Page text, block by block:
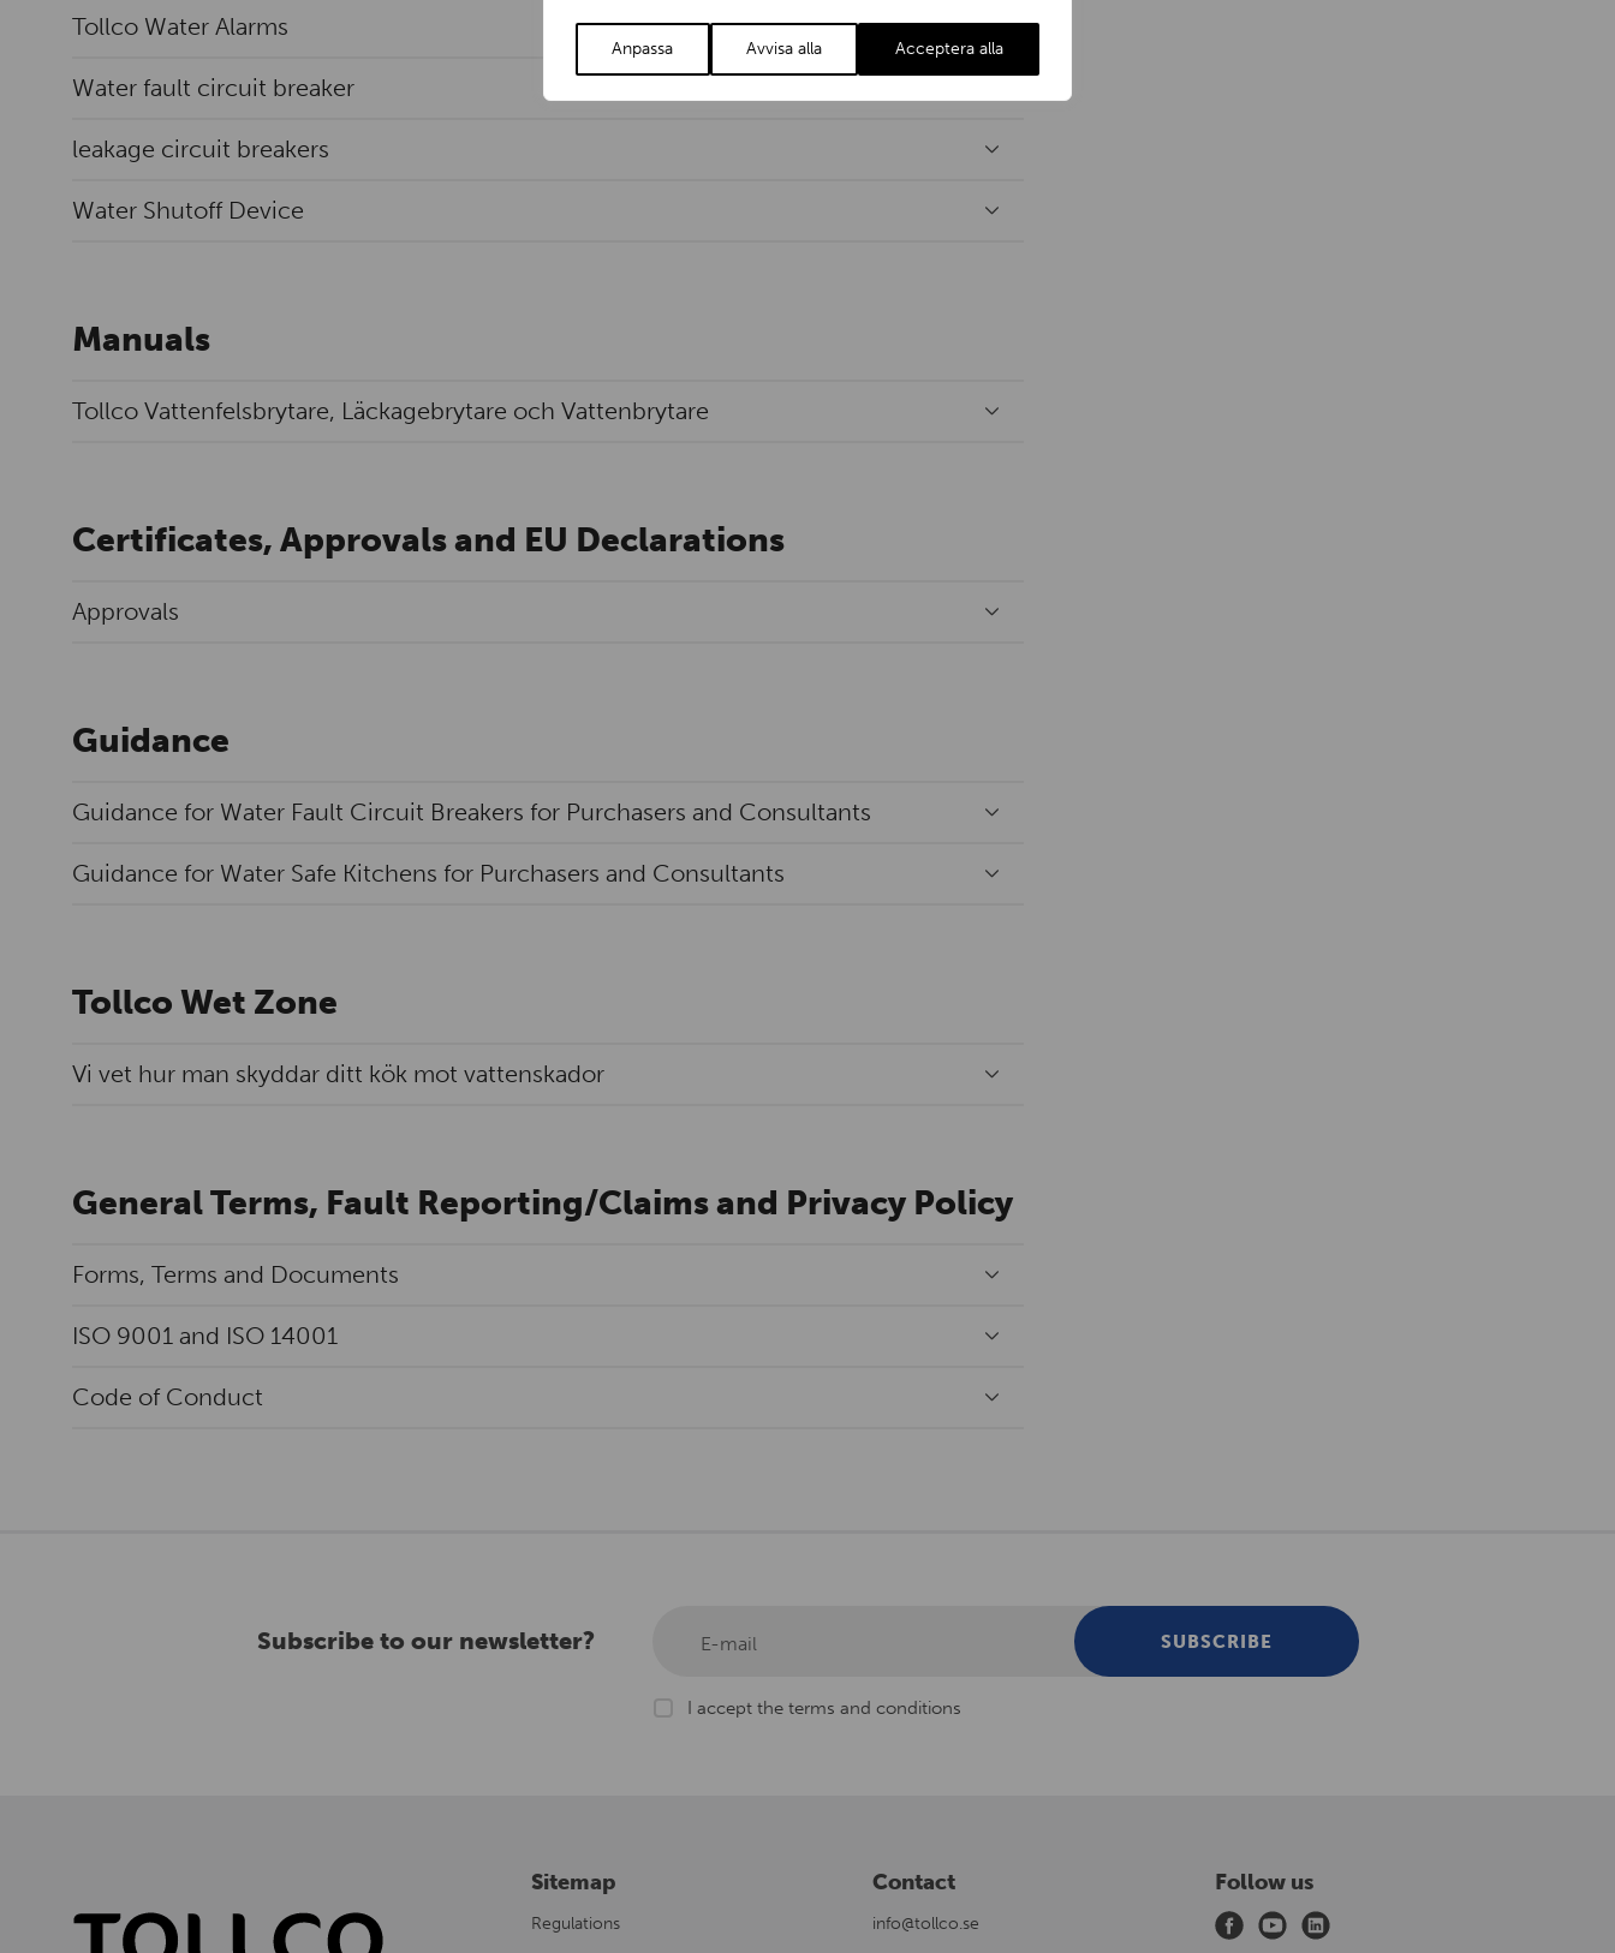
Anpassa Avvisa alla Acceptera alla
Tollco Water Alarms
Water fault circuit breaker
leakage circuit breakers
Water Shutoff Device
Manuals
Tollco Vattenfelsbrytare, Läckagebrytare och Vattenbrytare
Certificates, Approvals and EU Declarations
Approvals
Guidance
Guidance for Water Fault Circuit Breakers for Purchasers and Consultants
Guidance for Water Safe Kitchens for Purchasers and Consultants
Tollco Wet Zone
Vi vet hur man skyddar ditt kök mot vattenskador
General Terms, Fault Reporting/Claims and Privacy Policy
Forms, Terms and Documents
ISO 9001 and ISO 14001
Code of Conduct
Subscribe to our newsletter? E-mail SUBSCRIBE
I accept the terms and conditions
Sitemap
Regulations
Contact
info@tollco.se
Follow us
f y l